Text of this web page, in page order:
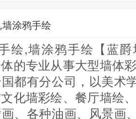
涂鸦手绘
绘,墙涂鸦手绘【蓝
的专业从事大型墙体
都有分公司，以美术
化墙彩绘、餐厅墙绘
、各种油画、风景画